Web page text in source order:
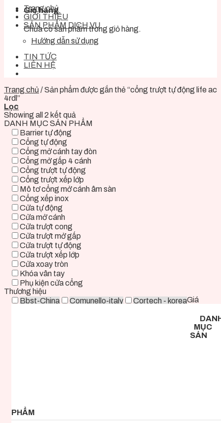
Giỏ hàng
Chưa có sản phẩm trong giỏ hàng.
Trang chủ
GIỚI THIỆU
SẢN PHẨM DỊCH VỤ
Hướng dẫn sử dụng
TIN TỨC
LIÊN HỆ
Trang chủ /Sản phẩm được gắn thẻ “cổng trượt tự động life ac
4rdl”
Lọc
Showing all 2 kết quả
DANH MỤC SẢN PHẨM
Barrier tự động
Cổng tự động
Cổng mở cánh tay đòn
Cổng mở gấp 4 cánh
Cổng trượt tự động
Cổng trượt xếp lớp
Mô tơ cổng mở cánh âm sàn
Cổng xếp inox
Cửa tự động
Cửa mở cánh
Cửa trượt cong
Cửa trượt mở gấp
Cửa trượt tự động
Cửa trượt xếp lớp
Cửa xoay tròn
Khóa vân tay
Phụ kiện cửa cổng
Thương hiệu
Bbst-China
Comunello-italy
Cortech - koreaGiá
MỤC
SẢN
PHẨM